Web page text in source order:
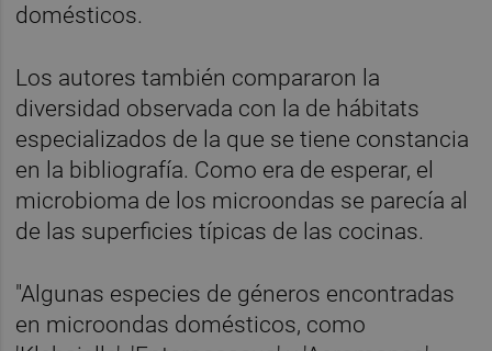
domésticos.
Los autores también compararon la
diversidad observada con la de hábitats
especializados de la que se tiene constancia
en la bibliografía. Como era de esperar, el
microbioma de los microondas se parecía al
de las superficies típicas de las cocinas.
"Algunas especies de géneros encontradas
en microondas domésticos, como